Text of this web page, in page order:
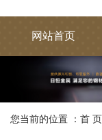
网站首页
您当前的位置 ： 首 页